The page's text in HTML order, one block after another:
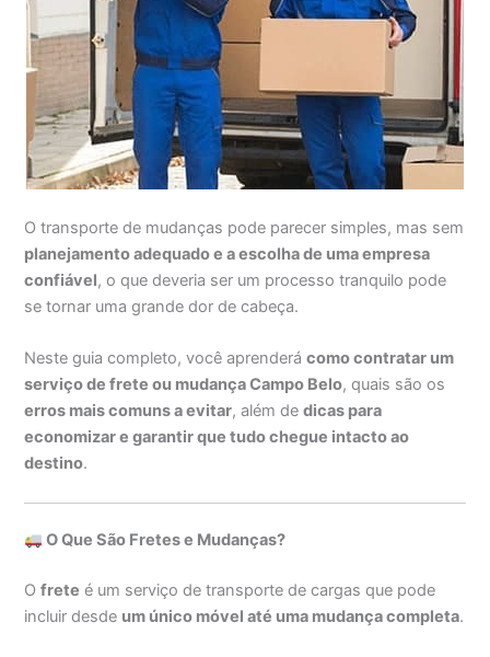
O transporte de mudanças pode parecer simples, mas sem
planejamento adequado e a escolha de uma empresa
confiável, o que deveria ser um processo tranquilo pode
se tornar uma grande dor de cabeça.
Neste guia completo, você aprenderácomo contratar um
serviço de frete ou mudança Campo Belo, quais são os
erros mais comuns a evitar, além dedicas para
economizar e garantir que tudo chegue intacto ao
destino.
O Que São Fretes e Mudanças?
Ofrete é um serviço de transporte de cargas que pode
incluir desde um único móvel até uma mudança completa.